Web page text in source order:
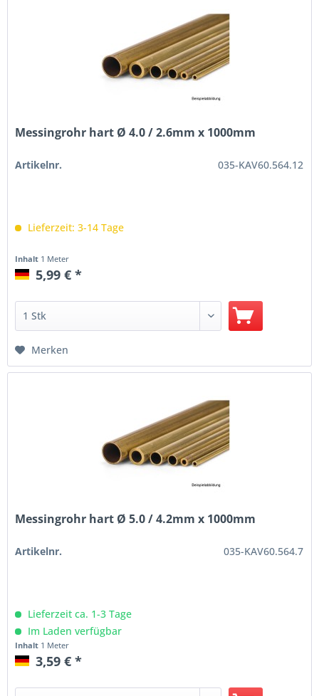
Messingrohr hart Ø 4.0 / 2.6mm x 1000mm
Artikelnr. 035-KAV60.564.12
Lieferzeit: 3-14 Tage
Inhalt 1 Meter
5,99 € *
Merken
Messingrohr hart Ø 5.0 / 4.2mm x 1000mm
Artikelnr. 035-KAV60.564.7
Lieferzeit ca. 1-3 Tage
Im Laden verfügbar
Inhalt 1 Meter
3,59 € *